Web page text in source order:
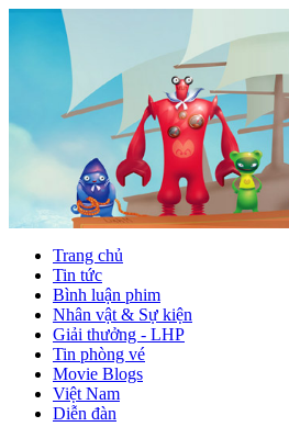
Trang chủ
Tin tức
Bình luận phim
Nhân vật & Sự kiện
Giải thưởng - LHP
Tin phòng vé
Movie Blogs
Việt Nam
Diễn đàn